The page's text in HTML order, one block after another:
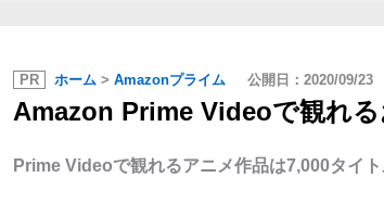
PR ホーム > Amazonプライム 公開日：2020/09/23
Amazon Prime Videoで観れ
Prime Videoで観れるアニメ作品は7,000タイト